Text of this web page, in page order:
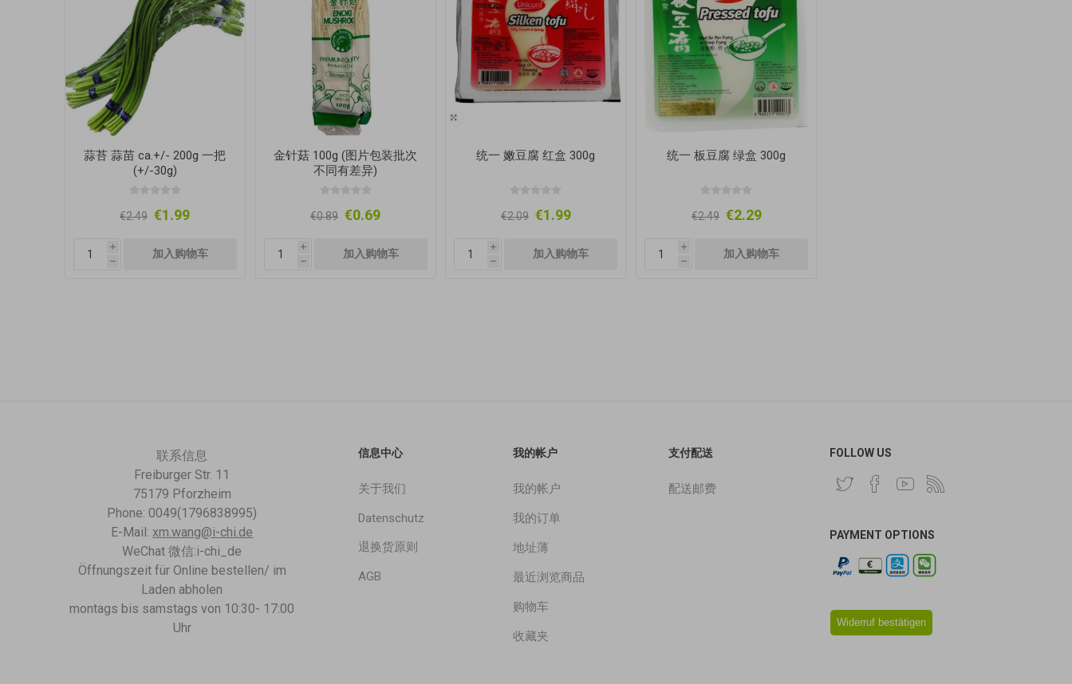
蒜苔 蒜苗 ca.+/- 200g 一把
(+/-30g)
€2.49 €1.99
i
h
金针菇 100g (图片包装批次
不同有差异)
€0.89 €0.69
i
h
统一 嫩豆腐 红盒 300g
€2.09 €1.99
i
h
统一 板豆腐 绿盒 300g
€2.49 €2.29
i
h
联系信息
Freiburger Str. 11
75179 Pforzheim
Phone: 0049(1796838995)
E-Mail: xm.wang@i-chi.de
WeChat 微信:i-chi_de
Öffnungszeit für Online bestellen/ im
Laden abholen
montags bis samstags von 10:30- 17:00
Uhr
信息中心
关于我们
Datenschutz
退换货原则
AGB
我的帐户
我的帐户
我的订单
地址薄
最近浏览商品
购物车
收藏夹
支付配送
配送邮费
FOLLOW US
PAYMENT OPTIONS
Widerruf bestätigen